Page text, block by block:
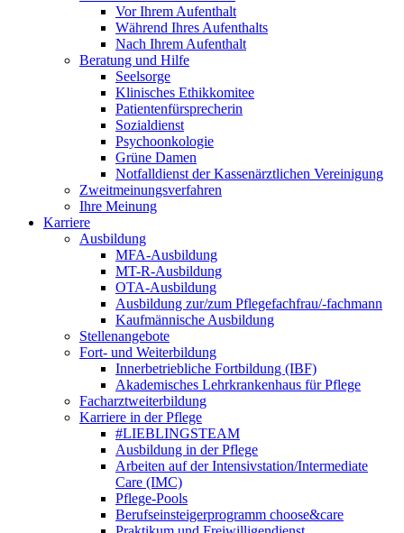
Vor Ihrem Aufenthalt
Während Ihres Aufenthalts
Nach Ihrem Aufenthalt
Beratung und Hilfe
Seelsorge
Klinisches Ethikkomitee
Patientenfürsprecherin
Sozialdienst
Psychoonkologie
Grüne Damen
Notfalldienst der Kassenärztlichen Vereinigung
Zweitmeinungsverfahren
Ihre Meinung
Karriere
Ausbildung
MFA-Ausbildung
MT-R-Ausbildung
OTA-Ausbildung
Ausbildung zur/zum Pflegefachfrau/-fachmann
Kaufmännische Ausbildung
Stellenangebote
Fort- und Weiterbildung
Innerbetriebliche Fortbildung (IBF)
Akademisches Lehrkrankenhaus für Pflege
Facharztweiterbildung
Karriere in der Pflege
#LIEBLINGSTEAM
Ausbildung in der Pflege
Arbeiten auf der Intensivstation/Intermediate
Care (IMC)
Pflege-Pools
Berufseinsteigerprogramm choose&care